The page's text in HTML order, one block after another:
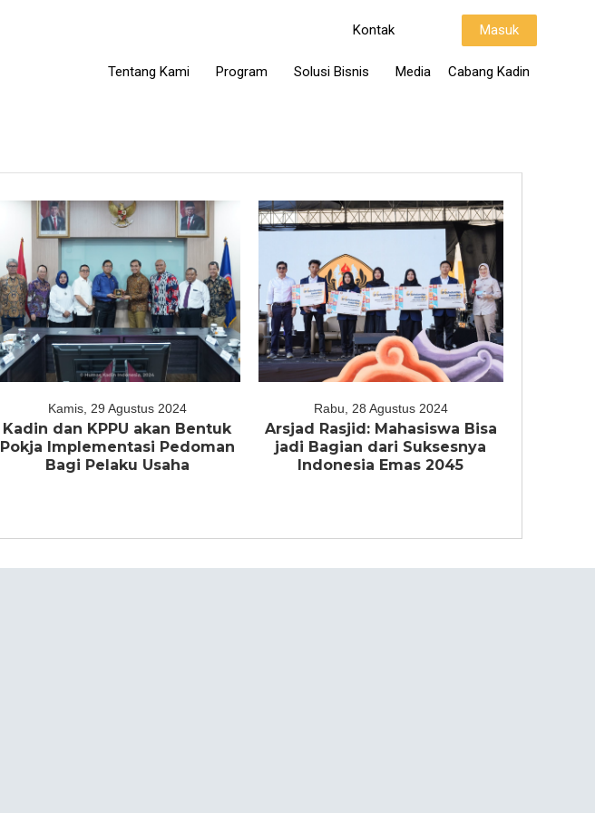
Kontak Masuk
Tentang Kami Program Solusi Bisnis Media Cabang Kadin
Kamis, 29 Agustus 2024
Kadin dan KPPU akan Bentuk
Pokja Implementasi Pedoman
Bagi Pelaku Usaha
Rabu, 28 Agustus 2024
Arsjad Rasjid: Mahasiswa Bisa
jadi Bagian dari Suksesnya
Indonesia Emas 2045